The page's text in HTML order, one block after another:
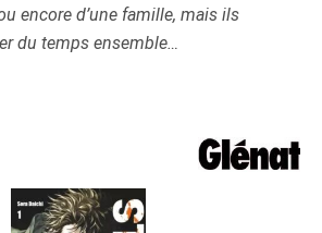
encore d’une famille, mais ils
du temps ensemble…